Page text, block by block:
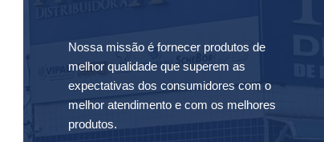
Nossa missão é fornecer produtos de
melhor qualidade que superem as
expectativas dos consumidores com o
melhor atendimento e com os melhores
produtos.